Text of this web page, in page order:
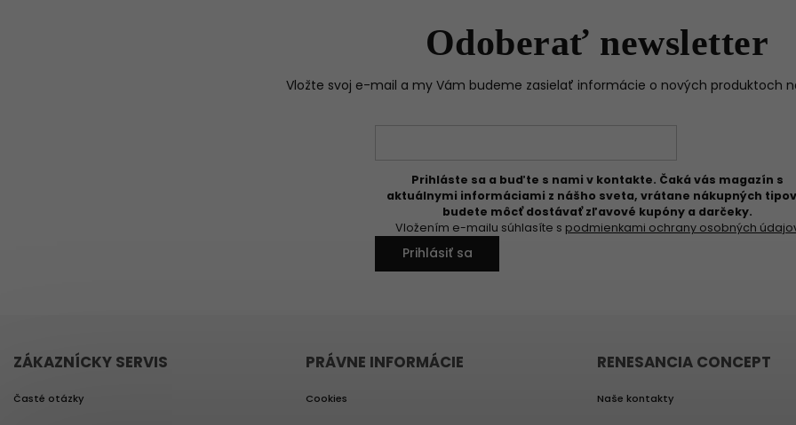
Odoberať newsletter
Vložte svoj e-mail a my Vám budeme zasielať informácie o nových produktoch
Prihláste sa a buďte s nami v kontakte. Čaká vás magazín s
aktuálnymi informáciami z nášho sveta, vrátane nákupných
budete môcť dostávať zľavové kupóny a darčeky.
Vložením e-mailu súhlasíte s podmienkami ochrany osobných
Prihlásiť sa
ZÁKAZNÍCKY SERVIS
Časté otázky
PRÁVNE INFORMÁCIE
Cookies
RENESANCIA CONCEPT
Naše kontakty